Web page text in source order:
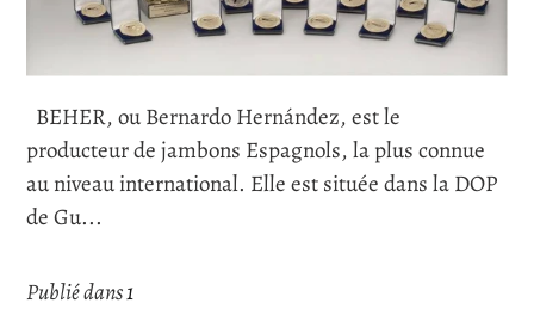
BEHER, ou Bernardo Hernández, est le
producteur de jambons Espagnols, la plus connue
au niveau international. Elle est située dans la DOP
de Gu...
Publié dans1